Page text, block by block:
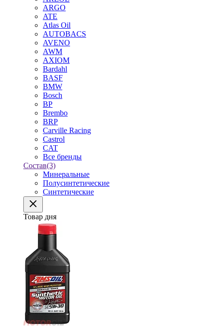
ARGO
ATE
Atlas Oil
AUTOBACS
AVENO
AWM
AXIOM
Bardahl
BASF
BMW
Bosch
BP
Brembo
BRP
Carville Racing
Castrol
CAT
Все бренды
Состав(3)
Минеральные
Полусинтетические
Синтетические
Товар дня